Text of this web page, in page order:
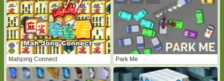
Mahjong Connect Park Me